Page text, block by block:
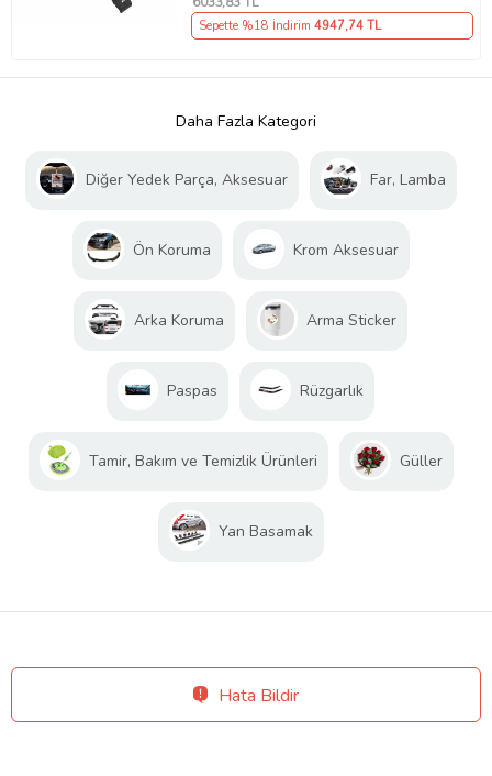
Sepette %18 İndirim 4947,74 TL
Daha Fazla Kategori
Diğer Yedek Parça, Aksesuar Far, Lamba
Ön Koruma Krom Aksesuar
Arka Koruma Arma Sticker
Paspas Rüzgarlık
Tamir, Bakım ve Temizlik Ürünleri Güller
Yan Basamak
Hata Bildir